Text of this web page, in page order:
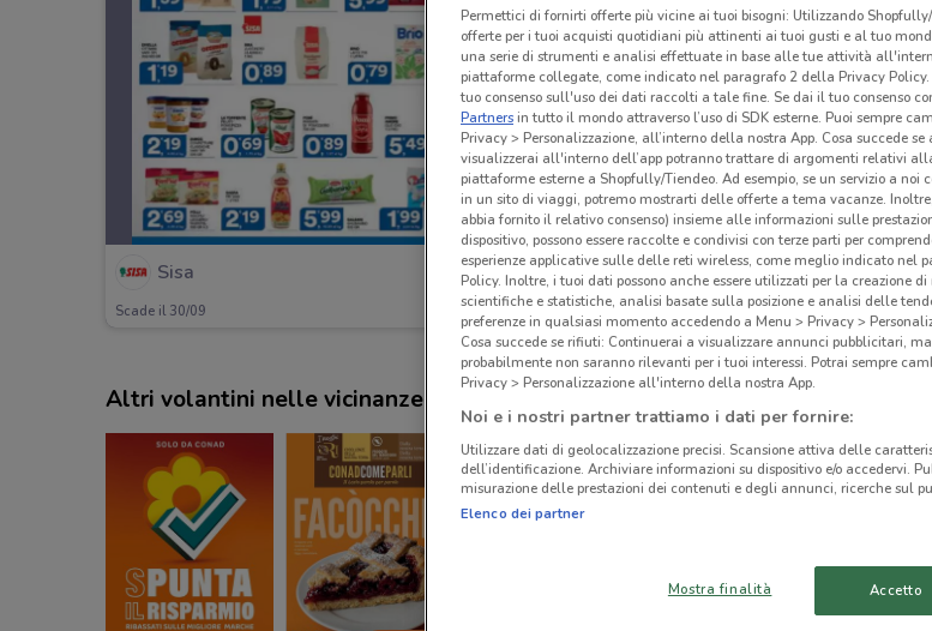
Sisa
Scade il 30/09
Altri volantini nelle vicinanze
Permettici di fornirti offerte più vicine ai tuoi bisogni: Utilizzando
offerte per i tuoi acquisti quotidiani più attinenti ai tuoi gusti e al tuo
una serie di strumenti e analisi effettuate in base alle tue attività
piattaforme collegate, come indicato nel paragrafo 2 della Privacy Policy.
tuo consenso sull'uso dei dati raccolti a tale fine. Se dai il tuo consenso
Partnersin tutto il mondo attraverso l’uso di SDK esterne. Puoi sempre
Privacy > Personalizzazione, all’interno della nostra App. Cosa succede
visualizzerai all'interno dell’app potranno trattare di argomenti relativi
piattaforme esterne a Shopfully/Tiendeo. Ad esempio, se un servizio a
in un sito di viaggi, potremo mostrarti delle offerte a tema vacanze.
abbia fornito il relativo consenso) insieme alle informazioni sulle
dispositivo, possono essere raccolte e condivisi con terze parti per
esperienze applicative sulle delle reti wireless, come meglio indicato nel
Policy. Inoltre, i tuoi dati possono anche essere utilizzati per la creazione
scientifiche e statistiche, analisi basate sulla posizione e analisi delle
preferenze in qualsiasi momento accedendo a Menu > Privacy >
Cosa succede se rifiuti: Continuerai a visualizzare annunci pubblicitari,
probabilmente non saranno rilevanti per i tuoi interessi. Potrai sempre
Privacy > Personalizzazione all'interno della nostra App.
Noi e i nostri partner trattiamo i dati per fornire:
Utilizzare dati di geolocalizzazione precisi. Scansione attiva delle
dell’identificazione. Archiviare informazioni su dispositivo e/o accedervi.
misurazione delle prestazioni dei contenuti e degli annunci, ricerche sul
Elenco dei partner
Mostra finalità Accetto